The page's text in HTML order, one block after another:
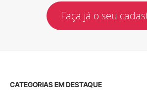
Faça já o seu
CATEGORIAS EM DESTAQUE